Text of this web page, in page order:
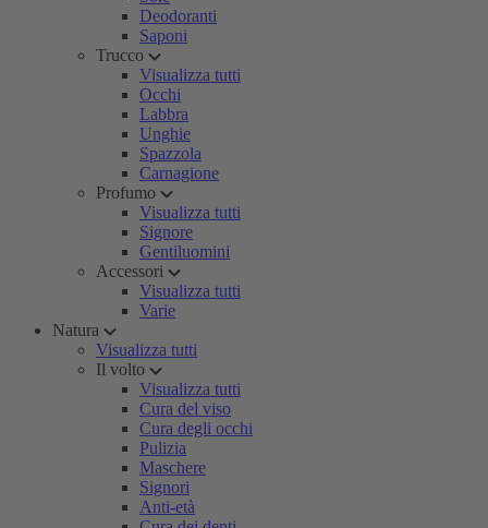
Deodoranti
Saponi
Trucco
Visualizza tutti
Occhi
Labbra
Unghie
Spazzola
Carnagione
Profumo
Visualizza tutti
Signore
Gentiluomini
Accessori
Visualizza tutti
Varie
Natura
Visualizza tutti
Il volto
Visualizza tutti
Cura del viso
Cura degli occhi
Pulizia
Maschere
Signori
Anti-età